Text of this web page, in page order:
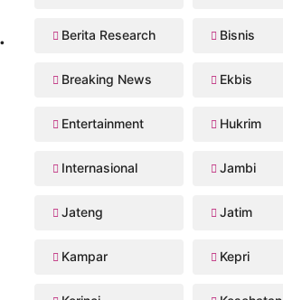
Berita Research Bisnis
Breaking News Ekbis
Entertainment Hukrim
Internasional Jambi
Jateng Jatim
Kampar Kepri